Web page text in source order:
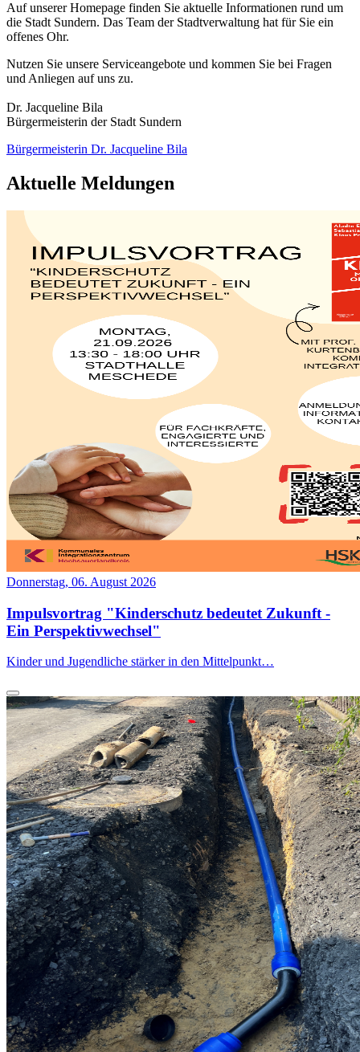
Auf unserer Homepage finden Sie aktuelle Informationen rund um
die Stadt Sundern. Das Team der Stadtverwaltung hat für Sie ein
offenes Ohr.
Nutzen Sie unsere Serviceangebote und kommen Sie bei Fragen
und Anliegen auf uns zu.
Dr. Jacqueline Bila
Bürgermeisterin der Stadt Sundern
Bürgermeisterin Dr. Jacqueline Bila
Aktuelle Meldungen
Donnerstag, 06. August 2026
Impulsvortrag "Kinderschutz bedeutet Zukunft -
Ein Perspektivwechsel"
Kinder und Jugendliche stärker in den Mittelpunkt…